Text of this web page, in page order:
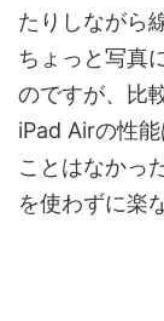
たりしながら
ちょっと写真
のですが、比
iPad Airの性
ことはなかっ
を使わずに楽